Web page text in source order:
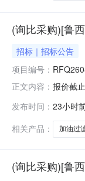
(询比采购)[鲁
招标｜招标公告
项目编号：
正文内容： 报价截
发布时间： 23小时
相关产品：
加油过
(询比采购)[鲁